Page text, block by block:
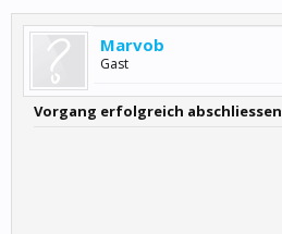
Marvob
Gast
Vorgang erfolgreich abschliessen